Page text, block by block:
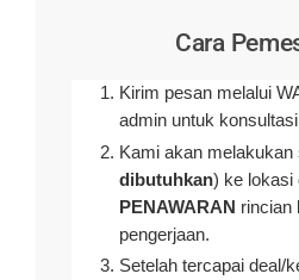
Cara
Kirim pesan melalui
admin untuk
Kami akan melakukan
dibutuhkan) ke lokasi
PENAWARAN rincian
pengerjaan.
Setelah tercapai deal/